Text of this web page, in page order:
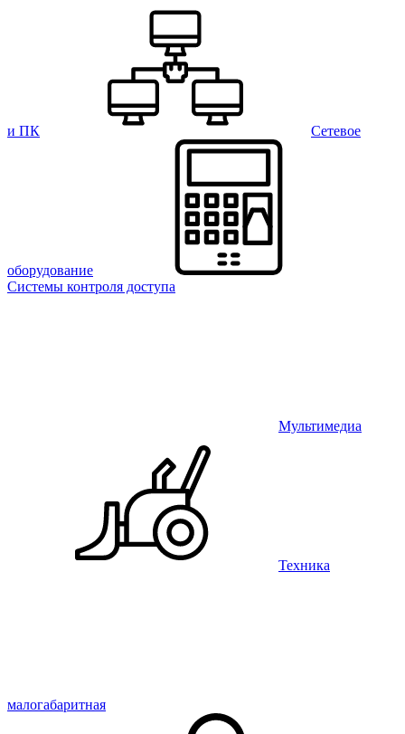
и ПК Сетевое
оборудование
Системы контроля доступа
Мультимедиа
Техника
малогабаритная